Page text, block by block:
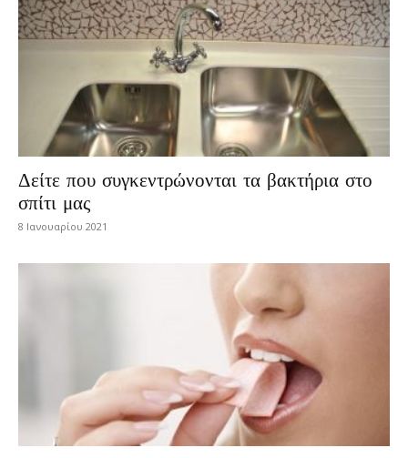
Δείτε που συγκεντρώνονται τα βακτήρια στο
σπίτι μας
8 Ιανουαρίου 2021